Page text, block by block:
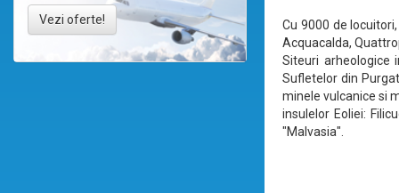
Vezi oferte!
Cu 9000 de
Acquacalda,
Siteuri arheologice
Sufletelor din
minele vulcanice si
insulelor Eoliei:
"Malvasia".